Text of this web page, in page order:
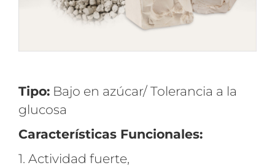
Tipo:Bajo en azúcar/ Tolerancia a la
glucosa
Características Funcionales:
1. Actividad fuerte,